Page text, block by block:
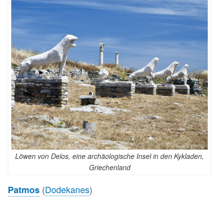
Löwen von Delos, eine archäologische Insel in den Kykladen,
Griechenland
Patmos (Dodekanes)